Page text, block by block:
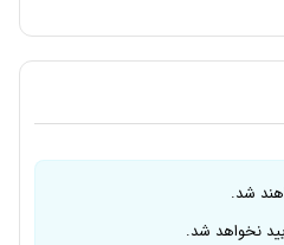
شد.
نخواهد شد.